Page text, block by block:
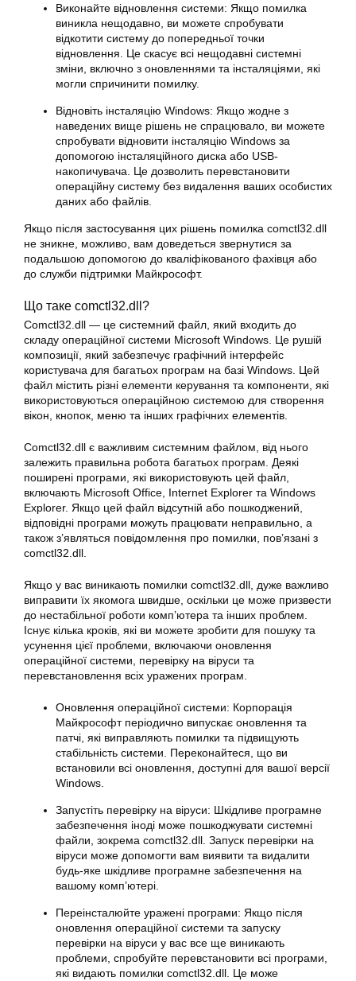
Виконайте відновлення системи: Якщо помилка
виникла нещодавно, ви можете спробувати
відкотити систему до попередньої точки
відновлення. Це скасує всі нещодавні системні
зміни, включно з оновленнями та інсталяціями, які
могли спричинити помилку.
Відновіть інсталяцію Windows: Якщо жодне з
наведених вище рішень не спрацювало, ви можете
спробувати відновити інсталяцію Windows за
допомогою інсталяційного диска або USB-
накопичувача. Це дозволить перевстановити
операційну систему без видалення ваших особистих
даних або файлів.
Якщо після застосування цих рішень помилка comctl32.dll
не зникне, можливо, вам доведеться звернутися за
подальшою допомогою до кваліфікованого фахівця або
до служби підтримки Майкрософт.
Що таке comctl32.dll?
Comctl32.dll — це системний файл, який входить до
складу операційної системи Microsoft Windows. Це рушій
композиції, який забезпечує графічний інтерфейс
користувача для багатьох програм на базі Windows. Цей
файл містить різні елементи керування та компоненти, які
використовуються операційною системою для створення
вікон, кнопок, меню та інших графічних елементів.
Comctl32.dll є важливим системним файлом, від нього
залежить правильна робота багатьох програм. Деякі
поширені програми, які використовують цей файл,
включають Microsoft Office, Internet Explorer та Windows
Explorer. Якщо цей файл відсутній або пошкоджений,
відповідні програми можуть працювати неправильно, а
також з’являться повідомлення про помилки, пов’язані з
comctl32.dll.
Якщо у вас виникають помилки comctl32.dll, дуже важливо
виправити їх якомога швидше, оскільки це може призвести
до нестабільної роботи комп’ютера та інших проблем.
Існує кілька кроків, які ви можете зробити для пошуку та
усунення цієї проблеми, включаючи оновлення
операційної системи, перевірку на віруси та
перевстановлення всіх уражених програм.
Оновлення операційної системи: Корпорація
Майкрософт періодично випускає оновлення та
патчі, які виправляють помилки та підвищують
стабільність системи. Переконайтеся, що ви
встановили всі оновлення, доступні для вашої версії
Windows.
Запустіть перевірку на віруси: Шкідливе програмне
забезпечення іноді може пошкоджувати системні
файли, зокрема comctl32.dll. Запуск перевірки на
віруси може допомогти вам виявити та видалити
будь-яке шкідливе програмне забезпечення на
вашому комп’ютері.
Переінсталюйте уражені програми: Якщо після
оновлення операційної системи та запуску
перевірки на віруси у вас все ще виникають
проблеми, спробуйте перевстановити всі програми,
які видають помилки comctl32.dll. Це може